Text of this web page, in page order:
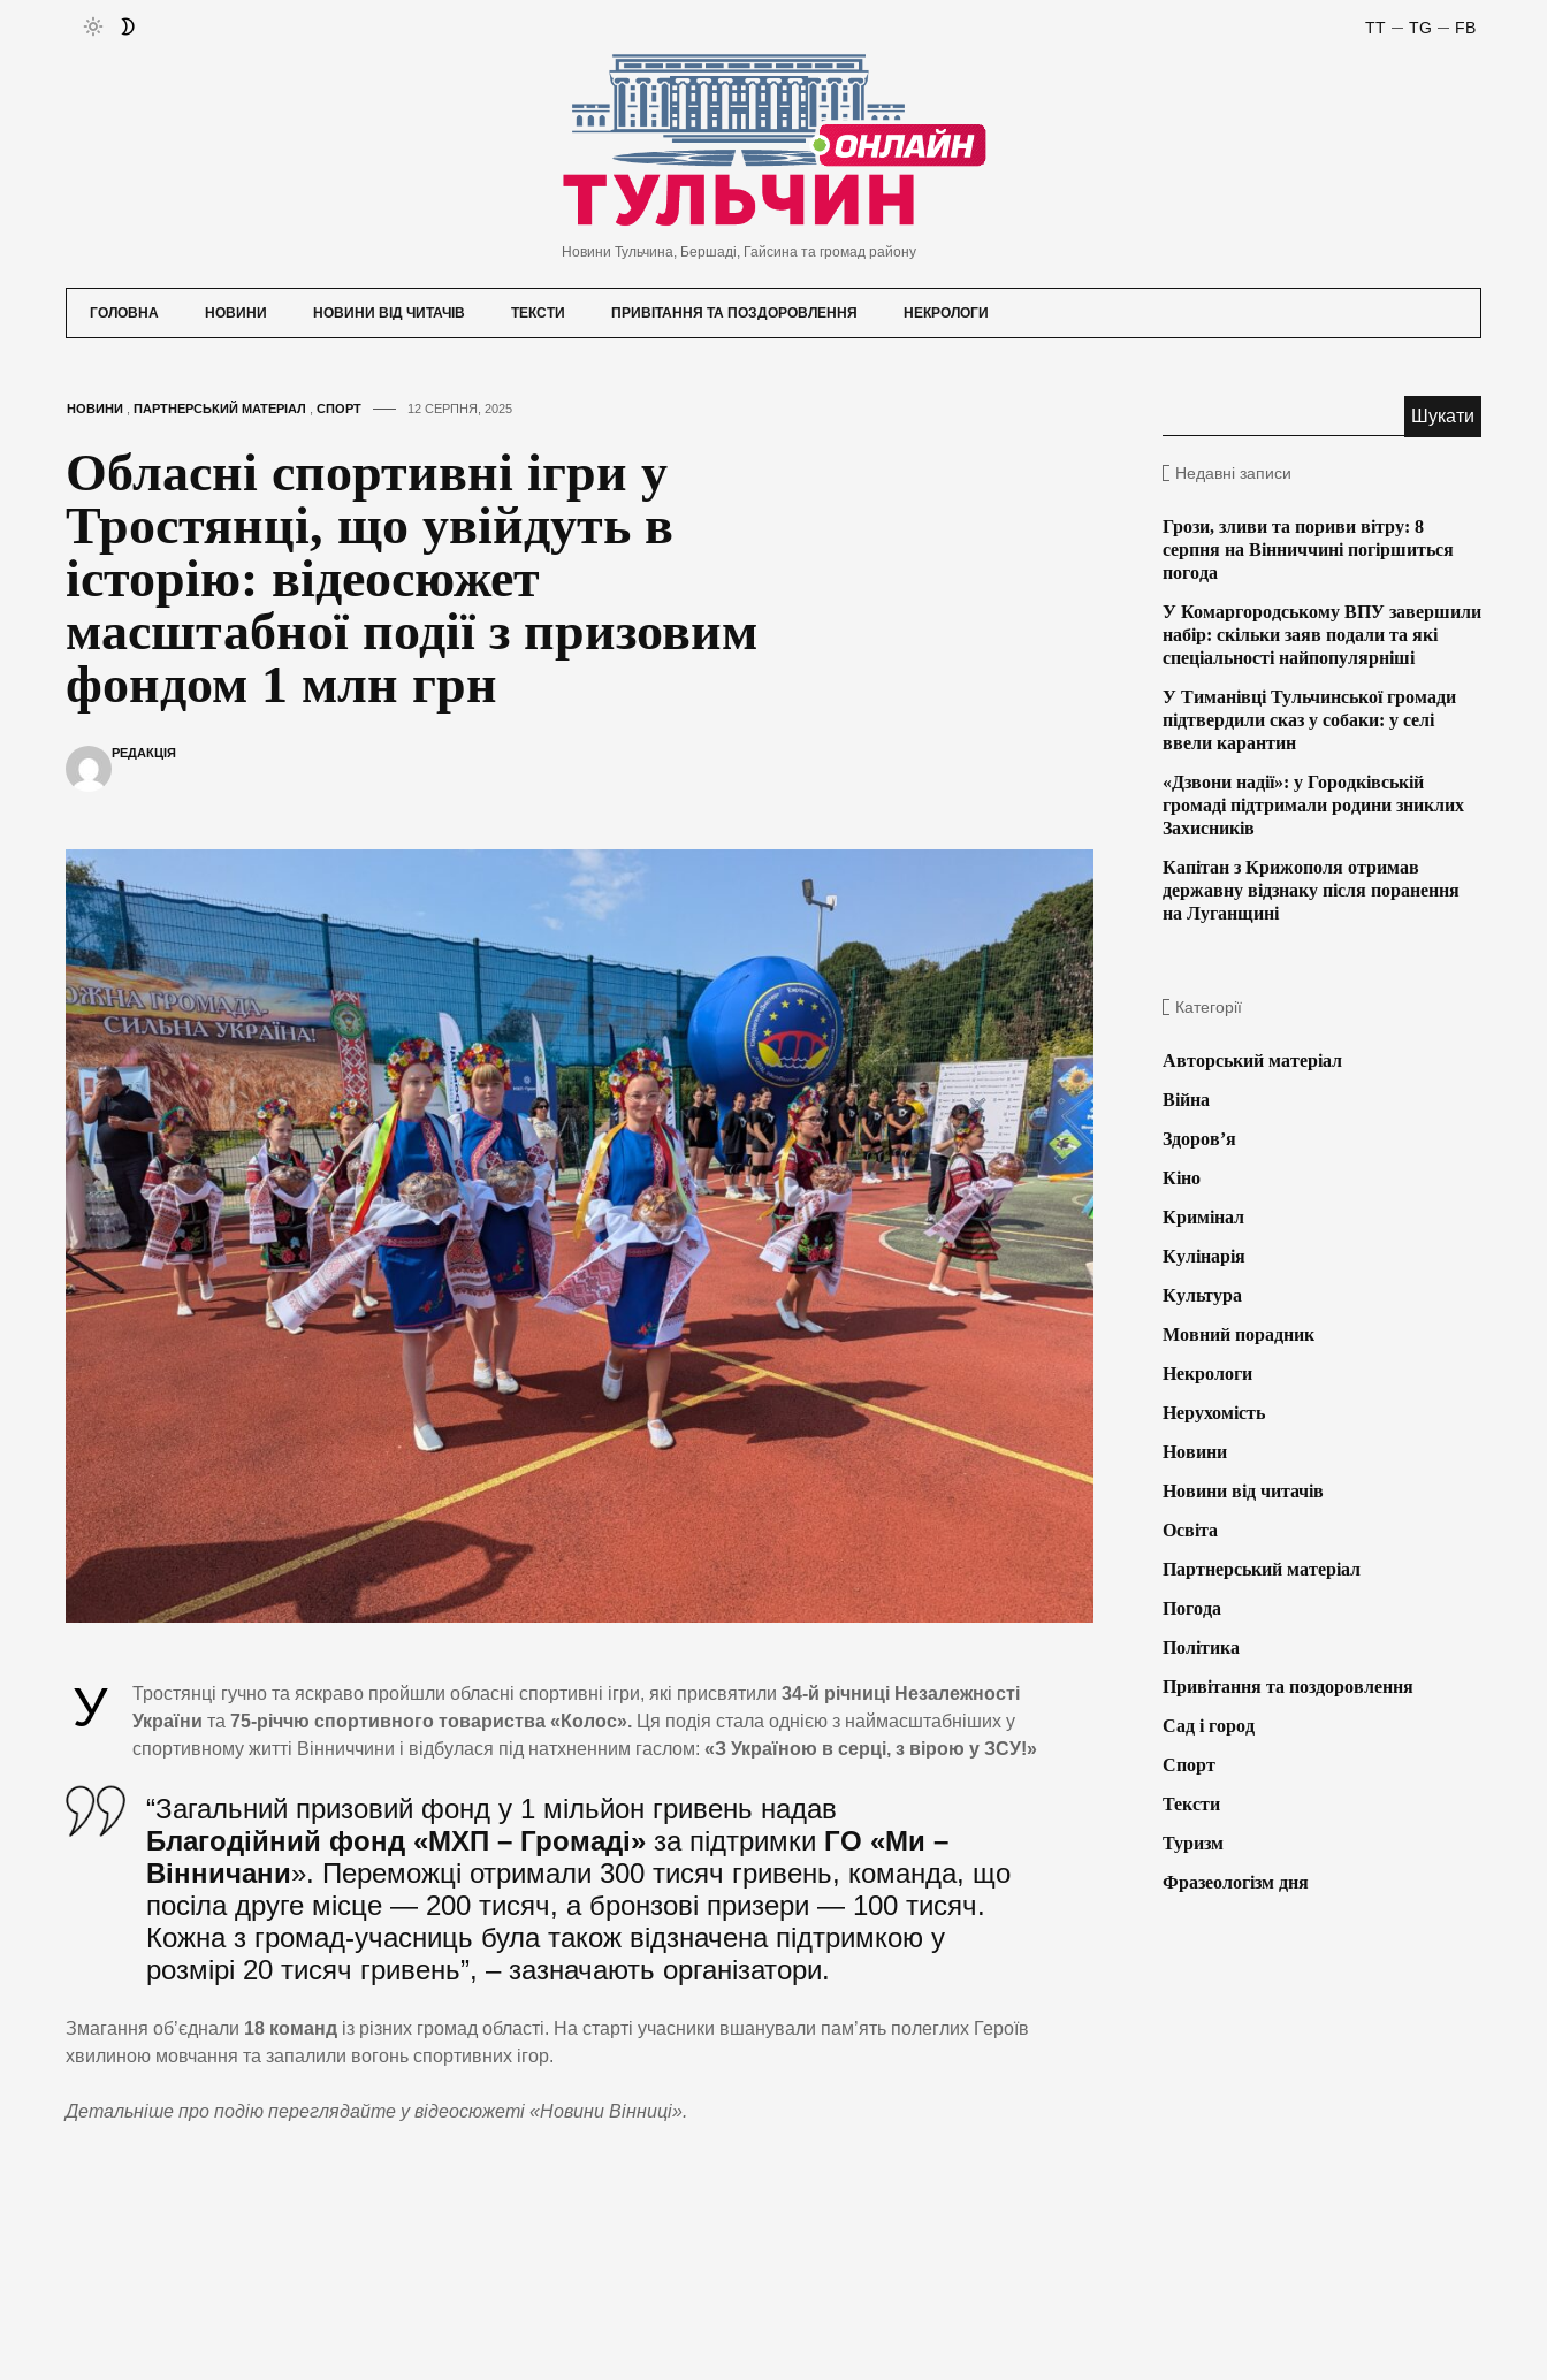
FB
TG
TT
Новини Тульчина, Бершаді, Гайсина та громад району
ГОЛОВНА НОВИНИ НОВИНИ ВІД ЧИТАЧІВ ТЕКСТИ ПРИВІТАННЯ ТА ПОЗДОРОВЛЕННЯ НЕКРОЛОГИ
НОВИНИ ПАРТНЕРСЬКИЙ МАТЕРІАЛ СПОРТ 12 СЕРПНЯ, 2025
Обласні спортивні ігри у
Тростянці, що увійдуть в
історію: відеосюжет
масштабної події з призовим
фондом 1 млн грн
РЕДАКЦІЯ
У Тростянці гучно та яскраво пройшли обласні спортивні ігри, які присвятили 34-й річниці Незалежності
України та 75-річчю спортивного товариства «Колос». Ця подія стала однією з наймасштабніших у
спортивному житті Вінниччини і відбулася під натхненним гаслом: «З Україною в серці, з вірою у ЗСУ!»
“Загальний призовий фонд у 1 мільйон гривень надав
Благодійний фонд «МХП – Громаді» за підтримки ГО «Ми –
Вінничани». Переможці отримали 300 тисяч гривень, команда, що
посіла друге місце — 200 тисяч, а бронзові призери — 100 тисяч.
Кожна з громад-учасниць була також відзначена підтримкою у
розмірі 20 тисяч гривень”, – зазначають організатори.
Змагання об’єднали 18 команд із різних громад області. На старті учасники вшанували пам’ять полеглих Героїв
хвилиною мовчання та запалили вогонь спортивних ігор.
Детальніше про подію переглядайте у відеосюжеті «Новини Вінниці».
Недавні записи
Грози, зливи та пориви вітру: 8
серпня на Вінниччині погіршиться
погода
У Комаргородському ВПУ завершили
набір: скільки заяв подали та які
спеціальності найпопулярніші
У Тиманівці Тульчинської громади
підтвердили сказ у собаки: у селі
ввели карантин
«Дзвони надії»: у Городківській
громаді підтримали родини зниклих
Захисників
Капітан з Крижополя отримав
державну відзнаку після поранення
на Луганщині
Категорії
Авторський матеріал
Війна
Здоров’я
Кіно
Кримінал
Кулінарія
Культура
Мовний порадник
Некрологи
Нерухомість
Новини
Новини від читачів
Освіта
Партнерський матеріал
Погода
Політика
Привітання та поздоровлення
Сад і город
Спорт
Тексти
Туризм
Фразеологізм дня